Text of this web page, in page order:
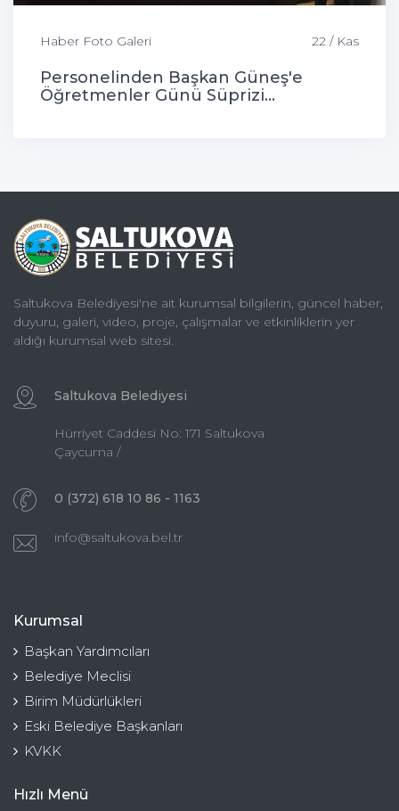
Haber Foto Galeri 22 / Kas
Personelinden Başkan Güneş'e
Öğretmenler Günü Süprizi...
Saltukova Belediyesi'ne ait kurumsal bilgilerin, güncel haber,
duyuru, galeri, video, proje, çalışmalar ve etkinliklerin yer
aldığı kurumsal web sitesi.
Saltukova Belediyesi
Hürriyet Caddesi No: 171 Saltukova
Çaycuma /
0 (372) 618 10 86 - 1163
info@saltukova.bel.tr
Kurumsal
Başkan Yardımcıları
Belediye Meclisi
Birim Müdürlükleri
Eski Belediye Başkanları
KVKK
Hızlı Menü